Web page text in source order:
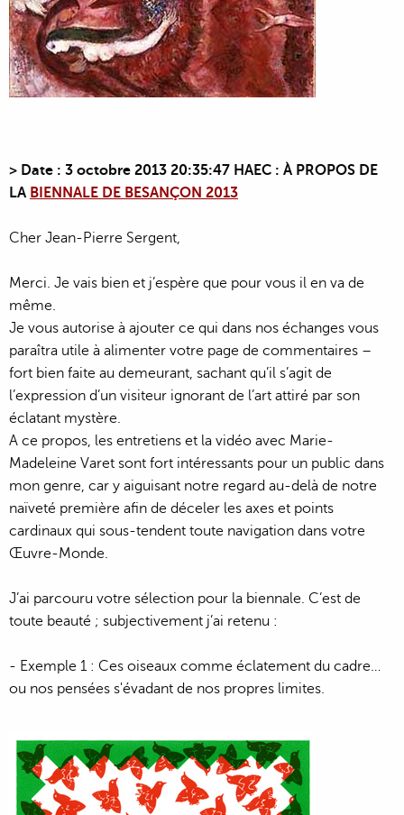
> Date : 3 octobre 2013 20:35:47 HAEC : À PROPOS DE
LA BIENNALE DE BESANÇON 2013
Cher Jean-Pierre Sergent,
Merci. Je vais bien et j’espère que pour vous il en va de
même.
Je vous autorise à ajouter ce qui dans nos échanges vous
paraîtra utile à alimenter votre page de commentaires –
fort bien faite au demeurant, sachant qu’il s’agit de
l’expression d’un visiteur ignorant de l’art attiré par son
éclatant mystère.
A ce propos, les entretiens et la vidéo avec Marie-
Madeleine Varet sont fort intéressants pour un public dans
mon genre, car y aiguisant notre regard au-delà de notre
naïveté première afin de déceler les axes et points
cardinaux qui sous-tendent toute navigation dans votre
Œuvre-Monde.
J’ai parcouru votre sélection pour la biennale. C’est de
toute beauté ; subjectivement j’ai retenu :
- Exemple 1 : Ces oiseaux comme éclatement du cadre…
ou nos pensées s'évadant de nos propres limites.